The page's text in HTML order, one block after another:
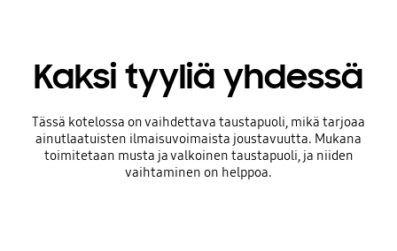
Kaksi tyyliä yhdessä
Tässä kotelossa on vaihdettava taustapuoli, mikä tarjoaa
ainutlaatuisten ilmaisuvoimaista joustavuutta. Mukana
toimitetaan musta ja valkoinen taustapuoli, ja niiden
vaihtaminen on helppoa.